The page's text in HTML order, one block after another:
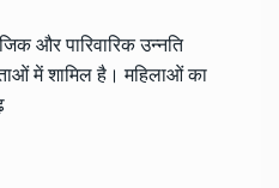
और पारिवारिक उन्नति
में शामिल है। महिलाओं का